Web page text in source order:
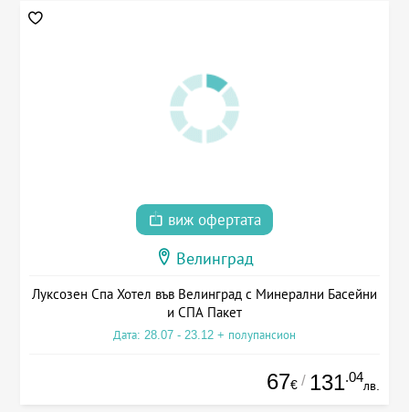
виж офертата
Велинград
Луксозен Спа Хотел във Велинград с Минерални Басейни
и СПА Пакет
Дата: 28.07 - 23.12 + полупансион
67€ / 131.04
лв.